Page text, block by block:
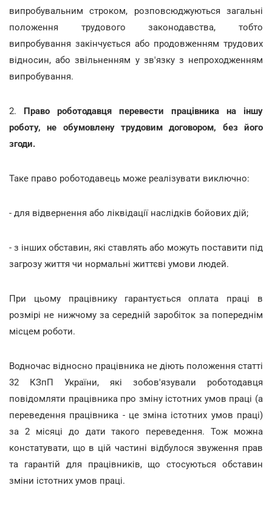
випробувальним строком, розповсюджуються загальні
положення трудового законодавства, тобто
випробування закінчується або продовженням трудових
відносин, або звільненням у зв'язку з непроходженням
випробування.
2. Право роботодавця перевести працівника на іншу
роботу, не обумовлену трудовим договором, без його
згоди.
Таке право роботодавець може реалізувати виключно:
- для відвернення або ліквідації наслідків бойових дій;
- з інших обставин, які ставлять або можуть поставити під
загрозу життя чи нормальні життєві умови людей.
При цьому працівнику гарантується оплата праці в
розмірі не нижчому за середній заробіток за попереднім
місцем роботи.
Водночас відносно працівника не діють положення статті
32 КЗпП України, які зобов'язували роботодавця
повідомляти працівника про зміну істотних умов праці (а
переведення працівника - це зміна істотних умов праці)
за 2 місяці до дати такого переведення. Тож можна
констатувати, що в цій частині відбулося звуження прав
та гарантій для працівників, що стосуються обставин
зміни істотних умов праці.